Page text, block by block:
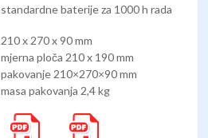
standardne baterije za 1000 h rada
210 x 270 x 90 mm
mjerna ploča 210 x 190 mm
pakovanje 210×270×90 mm
masa pakovanja 2,4 kg